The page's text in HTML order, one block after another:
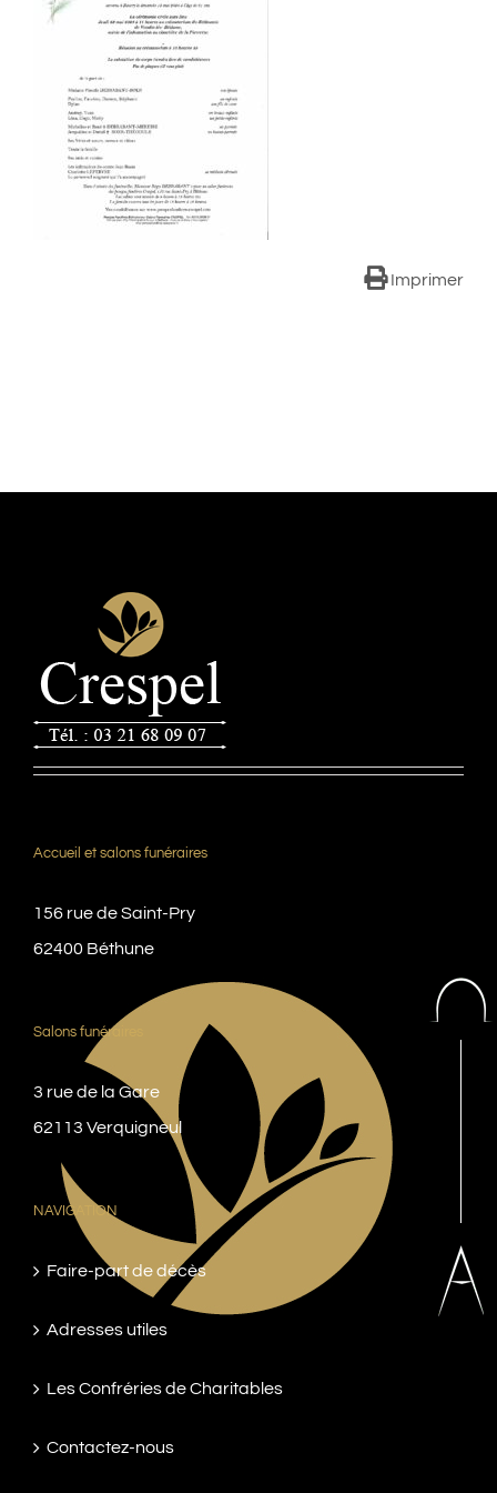
Imprimer
Accueil et salons funéraires
156 rue de Saint-Pry
62400 Béthune
Salons funéraires
3 rue de la Gare
62113 Verquigneul
NAVIGATION
Faire-part de décès
Adresses utiles
Les Confréries de Charitables
Contactez-nous